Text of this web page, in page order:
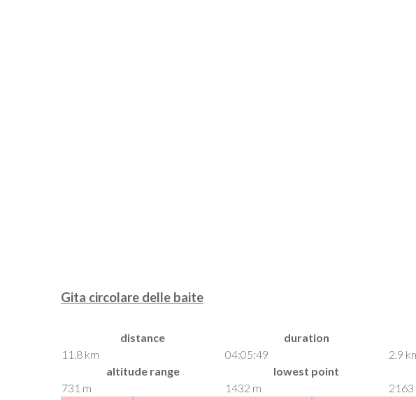
Gita circolare delle baite
distance duration
11.8 km
04:05:49 2.9
altitude range
lowest point
731 m
1432 m 2163